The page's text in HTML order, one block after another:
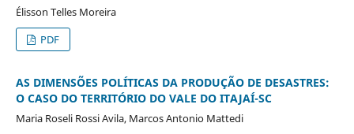
Élisson Telles Moreira
PDF
AS DIMENSÕES POLÍTICAS DA PRODUÇÃO DE DESASTRES:
O CASO DO TERRITÓRIO DO VALE DO ITAJAÍ-SC
Maria Roseli Rossi Avila, Marcos Antonio Mattedi